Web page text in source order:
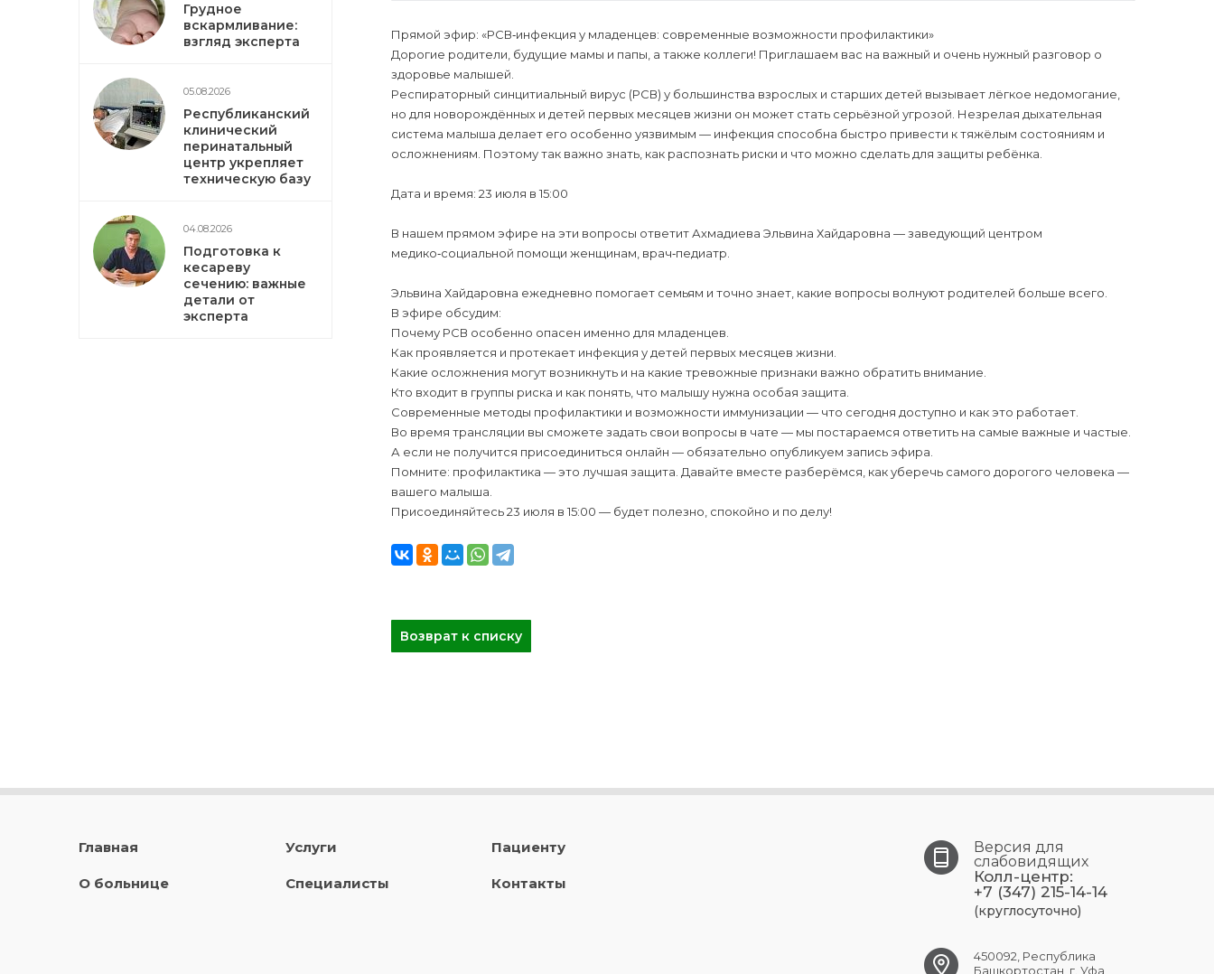
Грудное
вскармливание:
взгляд эксперта
05.08.2026
Республиканский
клинический
перинатальный
центр укрепляет
техническую базу
04.08.2026
Подготовка к
кесареву
сечению: важные
детали от
эксперта
Прямой эфир: «РСВ‑инфекция у младенцев: современные возможности профилактики»
Дорогие родители, будущие мамы и папы, а также коллеги! Приглашаем вас на важный и очень нужный разговор о
здоровье малышей.
Респираторный синцитиальный вирус (РСВ) у большинства взрослых и старших детей вызывает лёгкое недомогание,
но для новорождённых и детей первых месяцев жизни он может стать серьёзной угрозой. Незрелая дыхательная
система малыша делает его особенно уязвимым — инфекция способна быстро привести к тяжёлым состояниям и
осложнениям. Поэтому так важно знать, как распознать риски и что можно сделать для защиты ребёнка.
Дата и время: 23 июля в 15:00
В нашем прямом эфире на эти вопросы ответит Ахмадиева Эльвина Хайдаровна — заведующий центром
медико‑социальной помощи женщинам, врач‑педиатр.
Эльвина Хайдаровна ежедневно помогает семьям и точно знает, какие вопросы волнуют родителей больше всего.
В эфире обсудим:
Почему РСВ особенно опасен именно для младенцев.
Как проявляется и протекает инфекция у детей первых месяцев жизни.
Какие осложнения могут возникнуть и на какие тревожные признаки важно обратить внимание.
Кто входит в группы риска и как понять, что малышу нужна особая защита.
Современные методы профилактики и возможности иммунизации — что сегодня доступно и как это работает.
Во время трансляции вы сможете задать свои вопросы в чате — мы постараемся ответить на самые важные и частые.
А если не получится присоединиться онлайн — обязательно опубликуем запись эфира.
Помните: профилактика — это лучшая защита. Давайте вместе разберёмся, как уберечь самого дорогого человека —
вашего малыша.
Присоединяйтесь 23 июля в 15:00 — будет полезно, спокойно и по делу!
Возврат к списку
Главная
О больнице
Услуги
Специалисты
Пациенту
Контакты
Версия для
слабовидящих
Колл-центр:
+7 (347) 215-14-14
(круглосуточно)
450092, Республика
Башкортостан, г. Уфа,